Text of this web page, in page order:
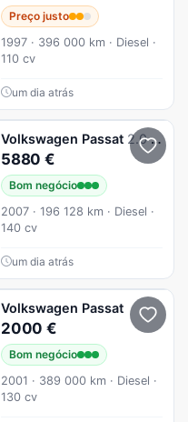
Preço justo
1997 · 396 000 km · Diesel ·
110 cv
um dia atrás
Volkswagen Passat 2.0 TDI Confortline
5880 €
Bom negócio
2007 · 196 128 km · Diesel ·
140 cv
um dia atrás
Volkswagen Passat
2000 €
Bom negócio
2001 · 389 000 km · Diesel ·
130 cv